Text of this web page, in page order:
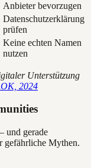
Anbieter bevorzugen
Datenschutzerklärung
prüfen
Keine echten Namen
nutzen
Unterstützung
2024
und gerade
gefährliche Mythen.